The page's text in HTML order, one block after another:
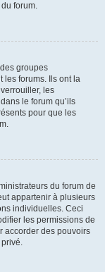
forum.
groupes
les forums. Ils ont la
les
le forum qu’ils
pour que les
du forum de
appartenir à plusieurs
individuelles. Ceci
les permissions de
accorder des pouvoirs